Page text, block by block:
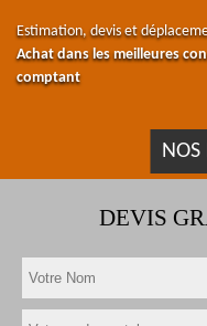
Estimation, devis et
Achat dans les meilleures
comptant
NOS
DEVIS